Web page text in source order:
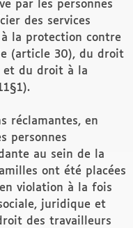
par les personnes
des services
la protection contre
(article 30), du droit
et du droit à la
réclamantes, en
personnes
au sein de la
ont été placées
violation à la fois
juridique et
des travailleurs